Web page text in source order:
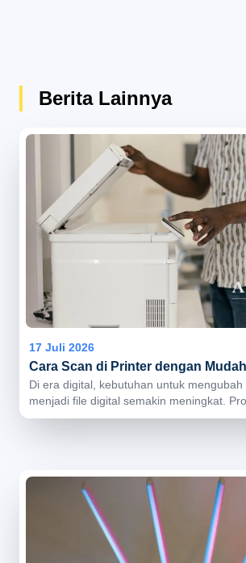
Berita Lainnya
17 Juli 2026
Cara Scan di Printer dengan Mudah
Di era digital, kebutuhan untuk
menjadi file digital semakin meningkat.
dokumen kini banyak digunakan untuk
pengguna melakukan scan dokumen
printer multifungsi. Cara scan di printer
mudah dilakukan, baik untuk kebutuhan
operasional kantor. Dengan langkah yang
dapat disimpan dalam format digital